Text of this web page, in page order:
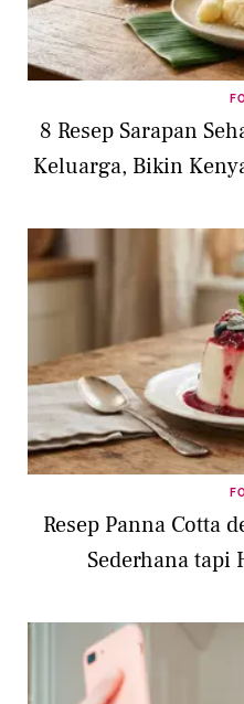
8 Resep Sarapan
Keluarga, Bikin
Resep Panna Cotta
Sederhana tapi